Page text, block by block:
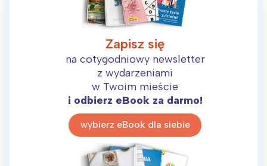
Zapisz się
na cotygodniowy newsletter
z wydarzeniami
w Twoim mieście
i odbierz eBook za darmo!
wybierz eBook dla siebie